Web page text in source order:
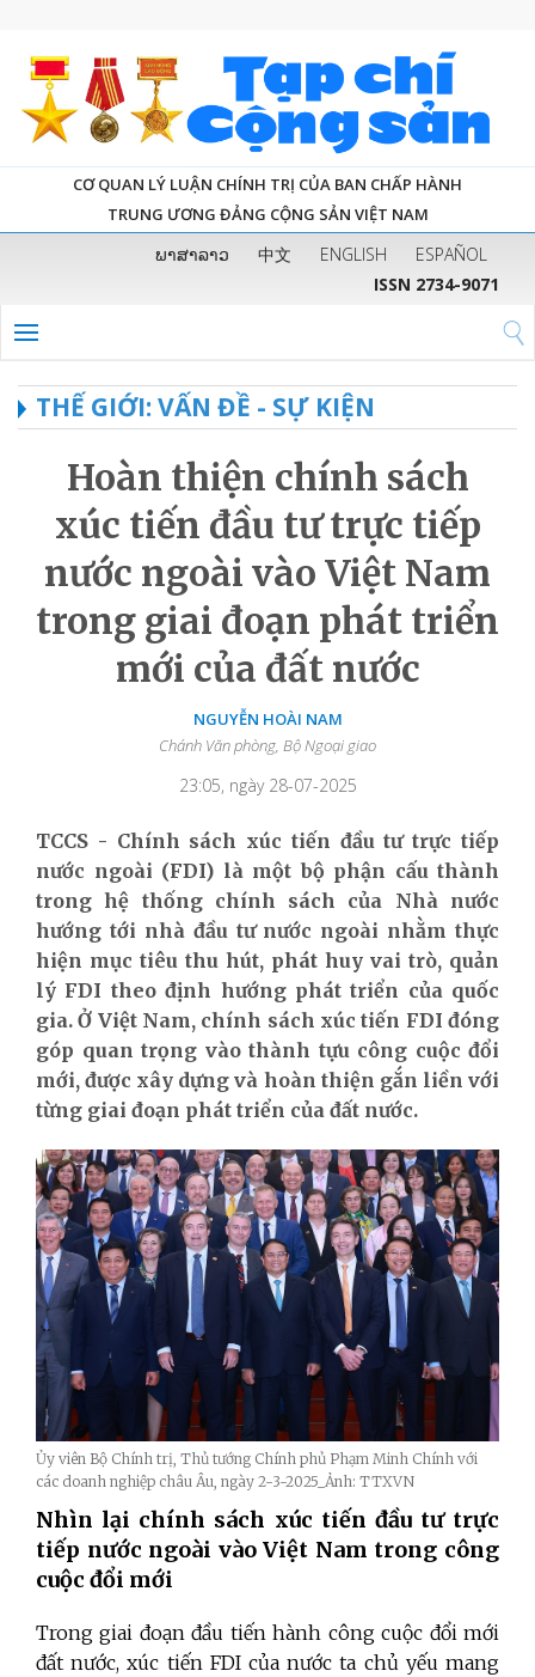
CƠ QUAN LÝ LUẬN CHÍNH TRỊ CỦA BAN CHẤP HÀNH
TRUNG ƯƠNG ĐẢNG CỘNG SẢN VIỆT NAM
ພາສາລາວ 中文 ENGLISH
ESPAÑOL
ISSN 2734-9071
THẾ GIỚI: VẤN ĐỀ - SỰ KIỆN
Hoàn thiện chính sách
xúc tiến đầu tư trực tiếp
nước ngoài vào Việt Nam
trong giai đoạn phát triển
mới của đất nước
NGUYỄN HOÀI NAM
Chánh Văn phòng, Bộ Ngoại giao
23:05, ngày 28-07-2025
TCCS - Chính sách xúc tiến đầu tư trực tiếp
nước ngoài (FDI) là một bộ phận cấu thành
trong hệ thống chính sách của Nhà nước
hướng tới nhà đầu tư nước ngoài nhằm thực
hiện mục tiêu thu hút, phát huy vai trò, quản
lý FDI theo định hướng phát triển của quốc
gia. Ở Việt Nam, chính sách xúc tiến FDI đóng
góp quan trọng vào thành tựu công cuộc đổi
mới, được xây dựng và hoàn thiện gắn liền với
từng giai đoạn phát triển của đất nước.
Ủy viên Bộ Chính trị, Thủ tướng Chính phủ Phạm Minh Chính với
các doanh nghiệp châu Âu, ngày 2-3-2025_Ảnh: TTXVN
Nhìn lại chính sách xúc tiến đầu tư trực
tiếp nước ngoài vào Việt Nam trong công
cuộc đổi mới
Trong giai đoạn đầu tiến hành công cuộc đổi mới
đất nước, xúc tiến FDI của nước ta chủ yếu mang